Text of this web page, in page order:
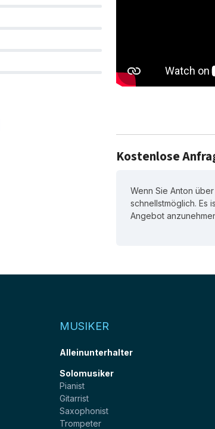
Kostenlose
Wenn Sie Anton
schnellstmöglich. Es
Angebot
MUSIKER
Alleinunterhalter
Solomusiker
Pianist
Gitarrist
Saxophonist
Trompeter